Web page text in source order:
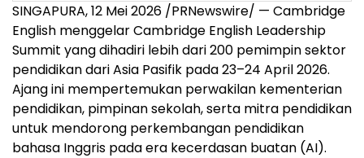
SINGAPURA, 12 Mei 2026 /PRNewswire/ — Cambridge
English menggelar Cambridge English Leadership
Summit yang dihadiri lebih dari 200 pemimpin sektor
pendidikan dari Asia Pasifik pada 23–24 April 2026.
Ajang ini mempertemukan perwakilan kementerian
pendidikan, pimpinan sekolah, serta mitra pendidikan
untuk mendorong perkembangan pendidikan
bahasa Inggris pada era kecerdasan buatan (AI).